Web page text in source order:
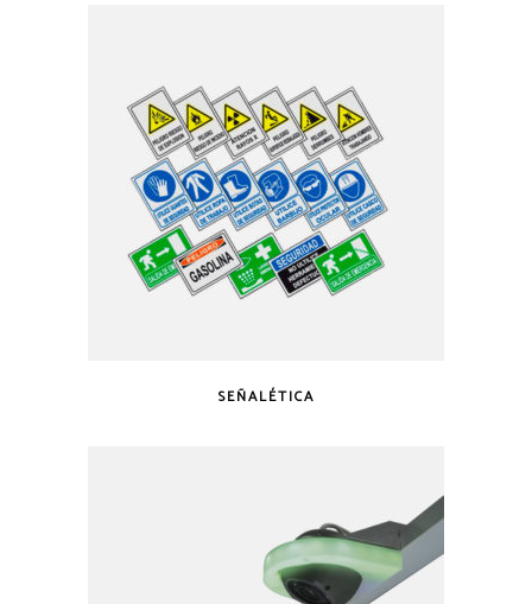
SEÑALÉTICA